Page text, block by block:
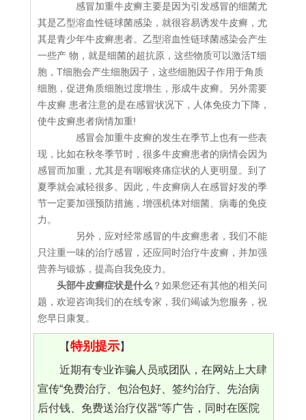
感冒加重牛皮癣主要是因为引发感冒的细菌尤
其是乙型溶血性链球菌感染，就很容易诱发牛皮癣，尤
其是青少年牛皮癣患者。乙型溶血性链球菌感染会产生
一些产 物，就是细菌的超抗原，这些物质可以激活T细
胞，T细胞会产生细胞因子，这些细胞因子作用于角质
细胞，促进角质细胞过度增生，形成牛皮癣。另外需要
牛皮癣 患者注意的是在感冒状况下，人体免疫力下降，
使牛皮癣患者病情加重!
感冒会加重牛皮癣的发生在季节上也有一些表
现，比如在秋冬季节时，很多牛皮癣患者的病情会因为
感冒而加重，尤其是有咽喉疼痛症状的人更明显。到了
夏季就会减轻很多。因此，牛皮癣病人在感冒好发的季
节一定要加强预防措施，增强机体对细菌、病毒的免疫
力。
另外，应对经常感冒的牛皮癣患者，我们不能
只注重一味的治疗感冒，还应同时治疗牛皮癣，并加强
营养与锻炼，提高自我免疫力。
头部牛皮癣症状是什么 ？如果您还有其他的相关问
题，欢迎咨询我们的在线专家，我们竭诚为您服务，祝
您早日康复。
【特别提示】
近期有专业诈骗人员或团队，在网站上大肆
宣传“免费治疗、包治包好、签约治疗、先治病
后付钱、免费送治疗仪器“等广告，同时在医院